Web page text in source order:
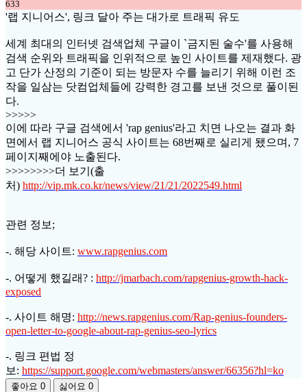
633
'랩 지니어스', 링크 달아 주는 대가로 트래픽 유도
세계 최대의 인터넷 검색업체 구글이 `금지된 술수'를 사용해
검색 순위와 트래픽을 인위적으로 높인 사이트를 제재했다. 광
고 단가 산정의 기준이 되는 방문자 수를 늘리기 위해 이런 조
작을 일삼는 닷컴업체들에 강력한 경고를 보낸 것으로 풀이된
다.
>>>>>
이에 따라 구글 검색에서 'rap genius'라고 치면 나오는 결과 화
면에서 랩 지니어스 공식 사이트는 68번째로 실리게 됐으며, 7
페이지째에야 노출된다.
>>>>>>>>더 보기(출
처) http://vip.mk.co.kr/news/view/21/21/2022549.html
관련 정보;
-. 해당 사이트: www.rapgenius.com
-. 어떻게 했길래? : http://jmarbach.com/rapgenius-growth-hack-
exposed
-. 사이트 해명: http://news.rapgenius.com/Rap-genius-founders-
open-letter-to-google-about-rap-genius-seo-lyrics
-. 링크 편법 정
보: https://support.google.com/webmasters/answer/66356?hl=ko
좋아요 0 싫어요 0